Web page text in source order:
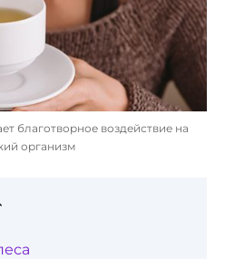
благотворное воздействие на
организм